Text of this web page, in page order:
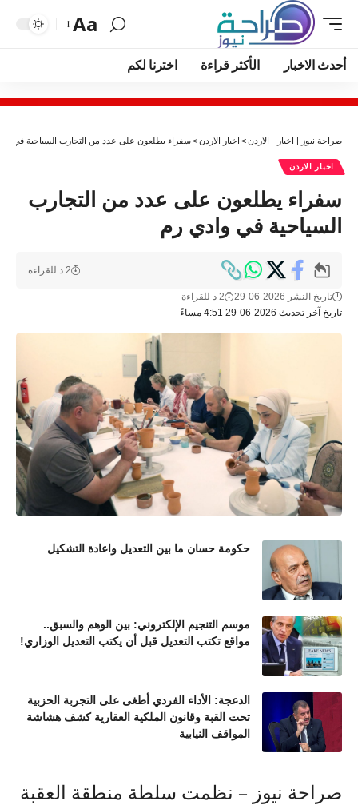
Aa
أحدث الاخبار الأكثر قراءة اخترنا لكم
صراحة نيوز | اخبار - الاردن> اخبار الاردن>سفراء يطلعون على عدد من التجارب السياحية في
اخبار الاردن
سفراء يطلعون على عدد من التجارب
السياحية في وادي رم
تاريخ آخر تحديث 2026-06-29 4:51 مساءً
تاريخ النشر 2026-06-29 2 د للقراءة
2 د للقراءة
حكومة حسان ما بين التعديل واعادة التشكيل
موسم التنجيم الإلكتروني: بين الوهم والسبق..
مواقع تكتب التعديل قبل أن يكتب التعديل الوزاري!
الدعجة: الأداء الفردي أطغى على التجربة الحزبية
تحت القبة وقانون الملكية العقارية كشف هشاشة
المواقف النيابية
صراحة نيوز – نظمت سلطة منطقة العقبة